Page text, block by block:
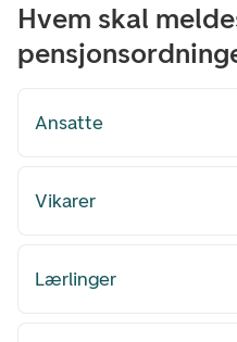
Hvem skal
Ansatte
Vikarer
Lærlinger